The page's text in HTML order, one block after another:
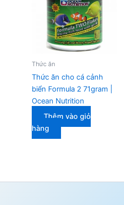
Thức ăn
Thức ăn cho cá cảnh
biển Formula 2 71gram |
Ocean Nutrition
Thêm vào giỏ
hàng